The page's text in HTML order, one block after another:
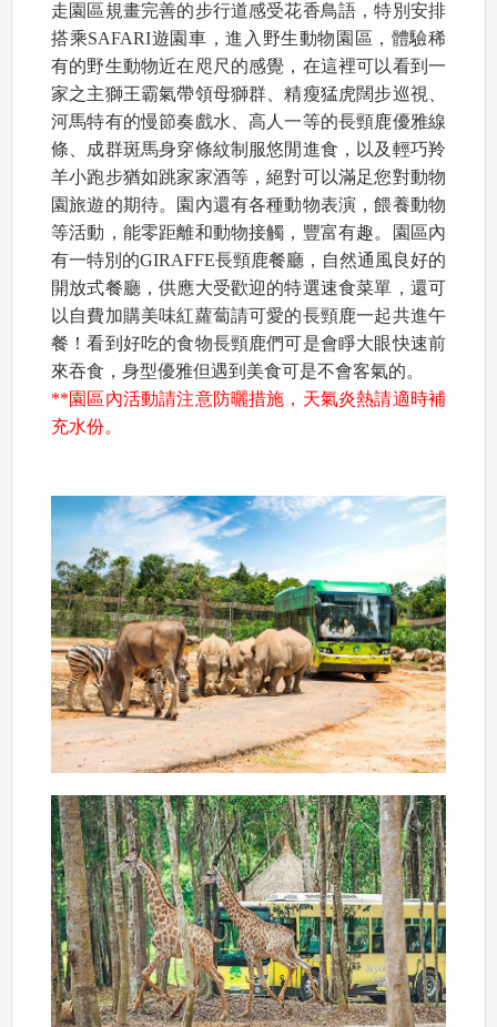
走園區規畫完善的步行道感受花香鳥語，特別安排
搭乘SAFARI遊園車，進入野生動物園區，體驗稀
有的野生動物近在咫尺的感覺，在這裡可以看到一
家之主獅王霸氣帶領母獅群、精瘦猛虎闊步巡視、
河馬特有的慢節奏戲水、高人一等的長頸鹿優雅線
條、成群斑馬身穿條紋制服悠閒進食，以及輕巧羚
羊小跑步猶如跳家家酒等，絕對可以滿足您對動物
園旅遊的期待。園內還有各種動物表演，餵養動物
等活動，能零距離和動物接觸，豐富有趣。園區內
有一特別的GIRAFFE長頸鹿餐廳，自然通風良好的
開放式餐廳，供應大受歡迎的特選速食菜單，還可
以自費加購美味紅蘿蔔請可愛的長頸鹿一起共進午
餐！看到好吃的食物長頸鹿們可是會睜大眼快速前
來吞食，身型優雅但遇到美食可是不會客氣的。
**園區內活動請注意防曬措施，天氣炎熱請適時補
充水份。